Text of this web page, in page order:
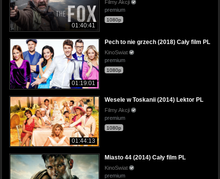
01:40:41
Filmy Akcji
premium
1080p
01:19:01
Pech to nie grzech (2018) Cały film PL
KinoSwiat
premium
1080p
01:44:13
Wesele w Toskanii (2014) Lektor PL
Filmy Akcji
premium
1080p
Miasto 44 (2014) Cały film PL
KinoSwiat
premium